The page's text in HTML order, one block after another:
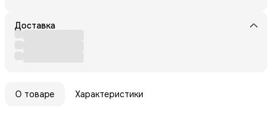
Доставка
О товаре Характеристики